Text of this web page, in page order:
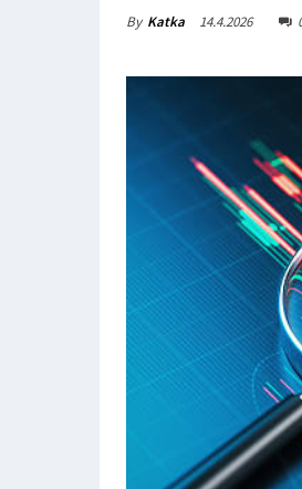
By Katka 14.4.2026